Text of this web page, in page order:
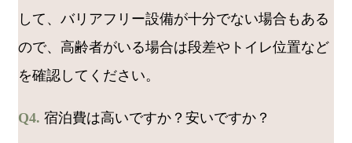
して、バリアフリー設備が十分でない場合もある
ので、高齢者がいる場合は段差やトイレ位置など
を確認してください。
Q4. 宿泊費は高いですか？安いですか？